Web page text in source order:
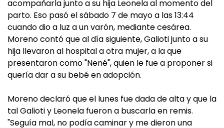
acompañarla junto a su hija Leonela al momento del
parto. Eso pasó el sábado 7 de mayo a las 13:44
cuando dio a luz a un varón, mediante cesárea.
Moreno contó que al día siguiente, Galioti junto a su
hija llevaron al hospital a otra mujer, a la que
presentaron como "Nené", quien le fue a proponer si
quería dar a su bebé en adopción.
Moreno declaró que el lunes fue dada de alta y que la
tal Galioti y Leonela fueron a buscarla en remis.
"Seguía mal, no podía caminar y me dieron una